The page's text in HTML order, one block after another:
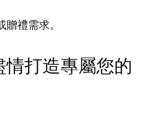
禮需求。
情打造專屬您的